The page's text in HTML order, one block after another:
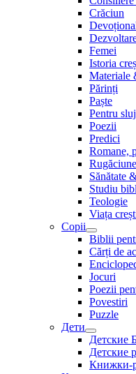
Crăciun
Femei
Istoria
Materiale
Părinți
Paște
Pentru
Poezii
Predici
Romane,
Rugăciune
Sănătate
Studiu
Teologie
Viața
Copii
Biblii
Cărți de
Jocuri
Poezii
Povestiri
Puzzle
Дети
Детские
Детские
Книжки-